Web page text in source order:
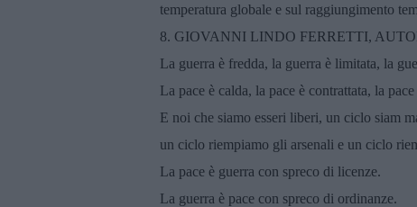
temperatura globale e sul raggiungimento
8. GIOVANNI LINDO FERRETTI,
La guerra è fredda, la guerra è limitata, la
La pace è calda, la pace è contrattata, la
E noi che siamo esseri liberi, un ciclo siam
un ciclo riempiamo gli arsenali e un ciclo
La pace è guerra con spreco di licenze.
La guerra è pace con spreco di ordinanze.